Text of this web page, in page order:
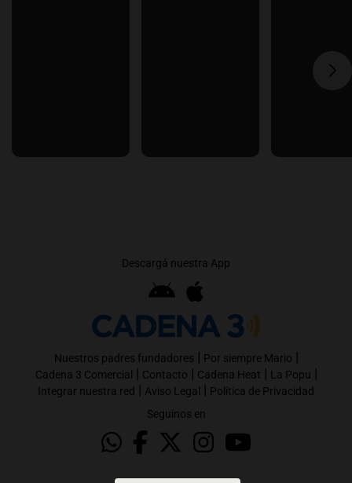
Descargá nuestra App
Nuestros padres fundadores | Por siempre Mario |
Cadena 3 Comercial | Contacto | Cadena Heat | La Popu |
Integrar nuestra red | Aviso Legal | Política de Privacidad
Seguinos en